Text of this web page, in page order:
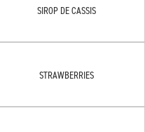
SIROP DE CASSIS
STRAWBERRIES